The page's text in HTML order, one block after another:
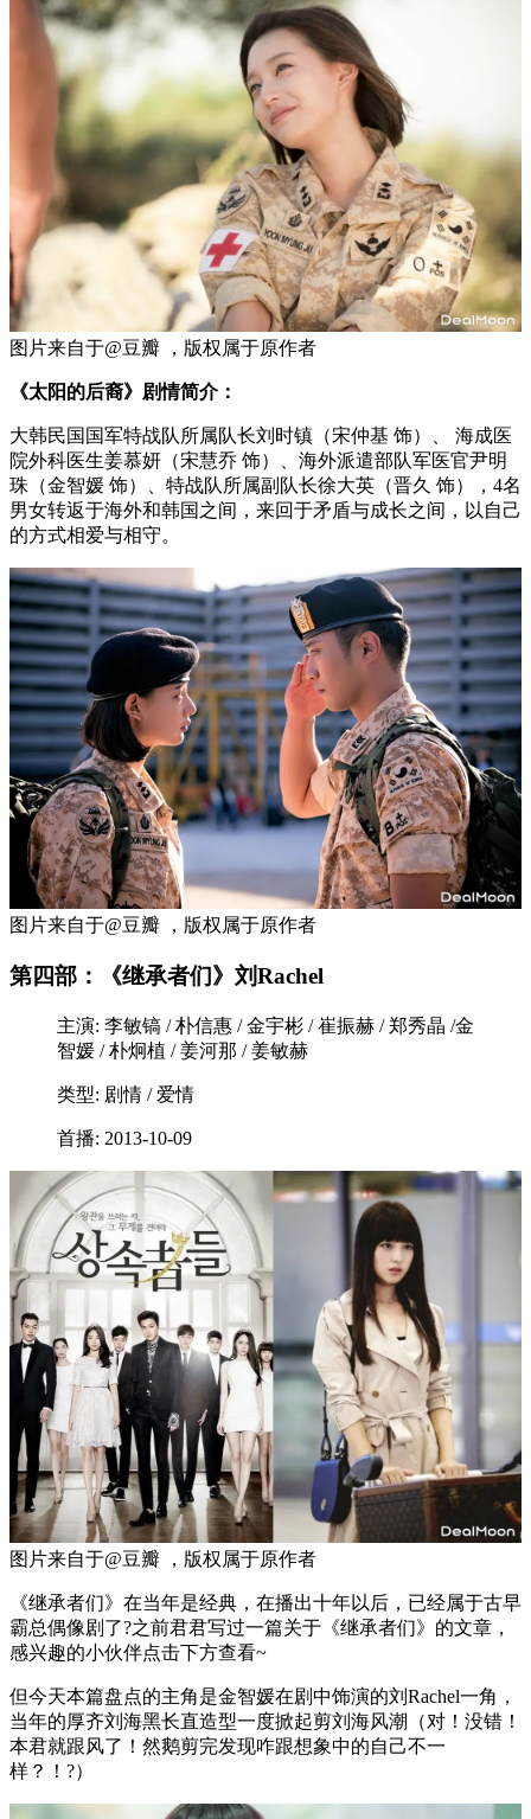
图片来自于@豆瓣 ，版权属于原作者
《太阳的后裔》剧情简介：
大韩民国国军特战队所属队长刘时镇（宋仲基 饰）、 海成医
院外科医生姜慕妍（宋慧乔 饰）、海外派遣部队军医官尹明
珠（金智媛 饰）、特战队所属副队长徐大英（晋久 饰），4名
男女转返于海外和韩国之间，来回于矛盾与成长之间，以自己
的方式相爱与相守。
图片来自于@豆瓣 ，版权属于原作者
第四部：《继承者们》刘Rachel
主演: 李敏镐 / 朴信惠 / 金宇彬 / 崔振赫 / 郑秀晶 /金
智媛 / 朴炯植 / 姜河那 / 姜敏赫
类型: 剧情 / 爱情
首播: 2013-10-09
图片来自于@豆瓣 ，版权属于原作者
《继承者们》在当年是经典，在播出十年以后，已经属于古早
霸总偶像剧了?之前君君写过一篇关于《继承者们》的文章，
感兴趣的小伙伴点击下方查看~
但今天本篇盘点的主角是金智媛在剧中饰演的刘Rachel一角，
当年的厚齐刘海黑长直造型一度掀起剪刘海风潮（对！没错！
本君就跟风了！然鹅剪完发现咋跟想象中的自己不一
样？！?）